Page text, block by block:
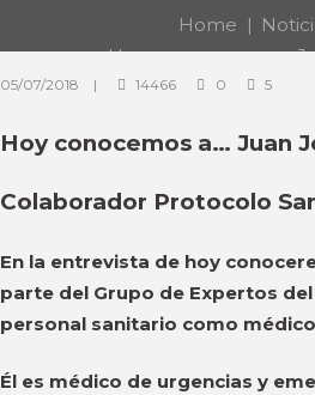
Home
Hoy conocemos a …
05/07/2018 14466 0 5
Hoy conocemos a… Juan
Colaborador Protocolo
En la entrevista de hoy
parte del Grupo de Expertos
personal sanitario como
Él es médico de urgencias y